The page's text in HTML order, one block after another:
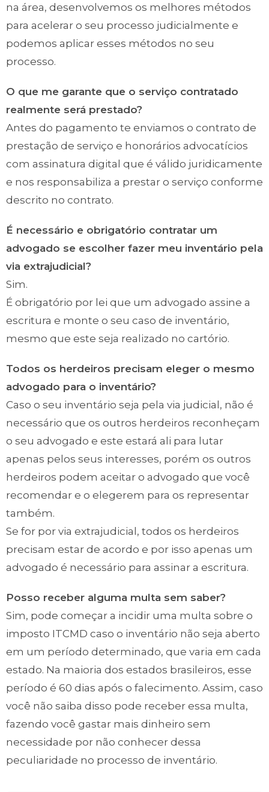
na área, desenvolvemos os melhores métodos
para acelerar o seu processo judicialmente e
podemos aplicar esses métodos no seu
processo.
O que me garante que o serviço contratado
realmente será prestado?
Antes do pagamento te enviamos o contrato de
prestação de serviço e honorários advocatícios
com assinatura digital que é válido juridicamente
e nos responsabiliza a prestar o serviço conforme
descrito no contrato.
É necessário e obrigatório contratar um
advogado se escolher fazer meu inventário pela
via extrajudicial?
Sim.
É obrigatório por lei que um advogado assine a
escritura e monte o seu caso de inventário,
mesmo que este seja realizado no cartório.
Todos os herdeiros precisam eleger o mesmo
advogado para o inventário?
Caso o seu inventário seja pela via judicial, não é
necessário que os outros herdeiros reconheçam
o seu advogado e este estará ali para lutar
apenas pelos seus interesses, porém os outros
herdeiros podem aceitar o advogado que você
recomendar e o elegerem para os representar
também.
Se for por via extrajudicial, todos os herdeiros
precisam estar de acordo e por isso apenas um
advogado é necessário para assinar a escritura.
Posso receber alguma multa sem saber?
Sim, pode começar a incidir uma multa sobre o
imposto ITCMD caso o inventário não seja aberto
em um período determinado, que varia em cada
estado. Na maioria dos estados brasileiros, esse
período é 60 dias após o falecimento. Assim, caso
você não saiba disso pode receber essa multa,
fazendo você gastar mais dinheiro sem
necessidade por não conhecer dessa
peculiaridade no processo de inventário.